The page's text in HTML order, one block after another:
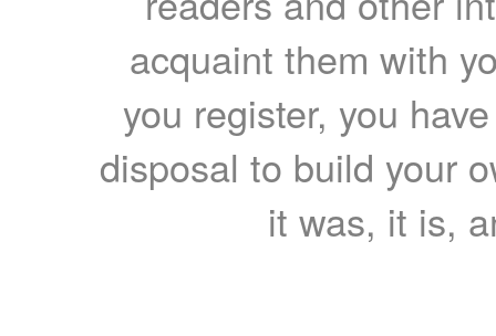
acquaint them with
you register, you
disposal to build your
it was, it is,